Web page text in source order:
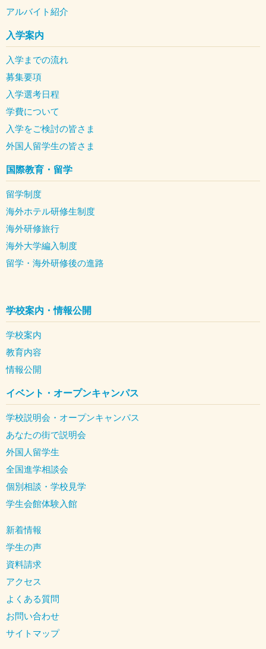
アルバイト紹介
入学案内
入学までの流れ
募集要項
入学選考日程
学費について
入学をご検討の皆さま
外国人留学生の皆さま
国際教育・留学
留学制度
海外ホテル研修生制度
海外研修旅行
海外大学編入制度
留学・海外研修後の進路
学校案内・情報公開
学校案内
教育内容
情報公開
イベント・オープンキャンパス
学校説明会・オープンキャンパス
あなたの街で説明会
外国人留学生
全国進学相談会
個別相談・学校見学
学生会館体験入館
新着情報
学生の声
資料請求
アクセス
よくある質問
お問い合わせ
サイトマップ